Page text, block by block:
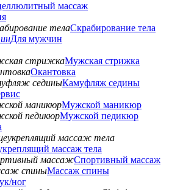
массаж
Скрабирование тела
Для мужчин
Мужская стрижка
Окантовка
Камуфляж седины
Мужской маникюр
Мужской педикюр
массаж тела
Спортивный массаж
Массаж спины
ног